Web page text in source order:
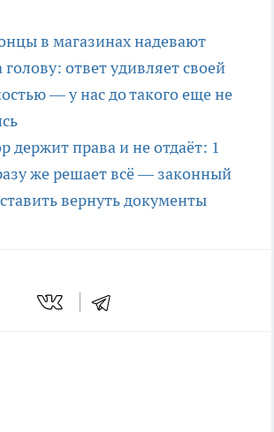
в магазинах надевают
ответ удивляет своей
— у нас до такого еще не
держит права и не отдаёт: 1
же решает всё — законный
вернуть документы